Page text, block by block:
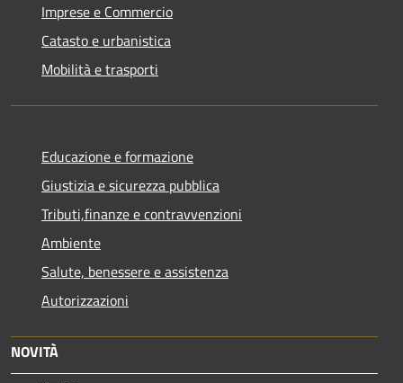
Imprese e Commercio
Catasto e urbanistica
Mobilità e trasporti
Educazione e formazione
Giustizia e sicurezza pubblica
Tributi,finanze e contravvenzioni
Ambiente
Salute, benessere e assistenza
Autorizzazioni
NOVITÀ